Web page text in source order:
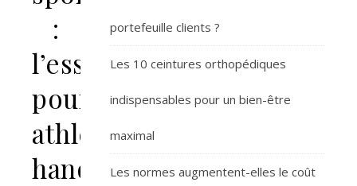
:
l’essentiel
pour
athlètes
handisport
portefeuille clients ?
Les 10 ceintures orthopédiques
indispensables pour un bien-être
maximal
Les normes augmentent-elles le coût